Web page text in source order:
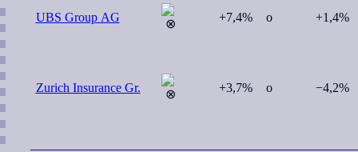
UBS Group AG +7,4% o +1,4%
Zurich Insurance Gr. +3,7% o −4,2%